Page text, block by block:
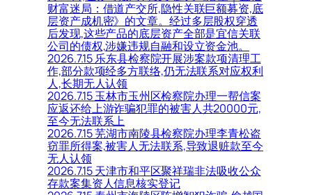
财富迷局：借道产交所,隐性关联巨额募资,底
层资产成机密》的文章。经过多层股权穿透
后发现,这些产品的底层资产全部是宜信关联
公司的债权,涉嫌违规自融和设立资金池。
2026.7.15 乐东县检察院开展涉案款项清理工
作,部分款项经多方联络,仍无法联系对应权利
人,长期无人认领
2026.7.15 玉林市玉州区检察院办理一帮信案
应返还给上游诈骗犯罪的被害人共20000元,
至今无法联系上
2026.7.15 芜湖市南陵县检察院办理李青松盗
窃罪所得案,被害人无法联系,导致退赃款至今
无人认领
2026.7.15 天津市和平区聚祥瑞非法吸收公众
存款案集资人信息核实登记